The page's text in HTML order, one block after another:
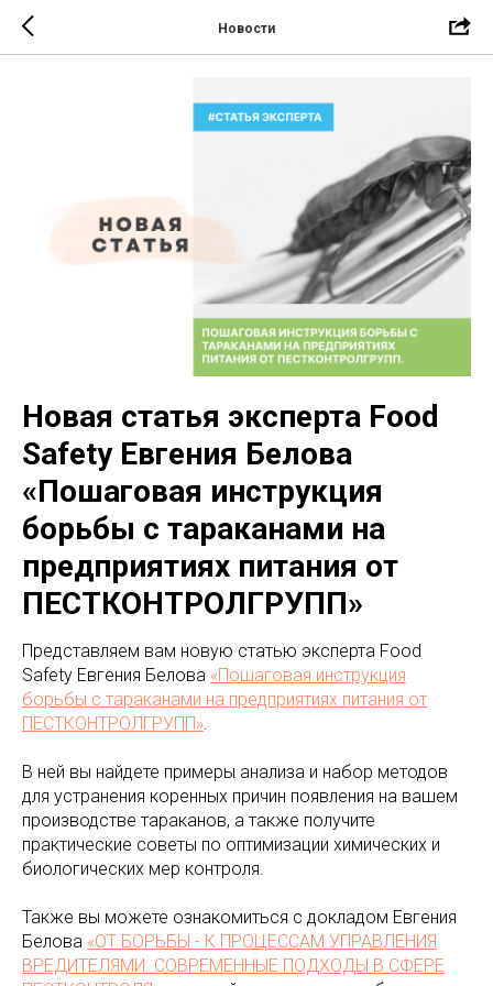
Новости
Новая статья эксперта Food
Safety Евгения Белова
«Пошаговая инструкция
борьбы с тараканами на
предприятиях питания от
ПЕСТКОНТРОЛГРУПП»
Представляем вам новую статью эксперта Food
Safety Евгения Белова «Пошаговая инструкция
борьбы с тараканами на предприятиях питания от
ПЕСТКОНТРОЛГРУПП».
В ней вы найдете примеры анализа и набор методов
для устранения коренных причин появления на вашем
производстве тараканов, а также получите
практические советы по оптимизации химических и
биологических мер контроля.
Также вы можете ознакомиться с докладом Евгения
Белова «ОТ БОРЬБЫ - К ПРОЦЕССАМ УПРАВЛЕНИЯ
ВРЕДИТЕЛЯМИ. СОВРЕМЕННЫЕ ПОДХОДЫ В СФЕРЕ